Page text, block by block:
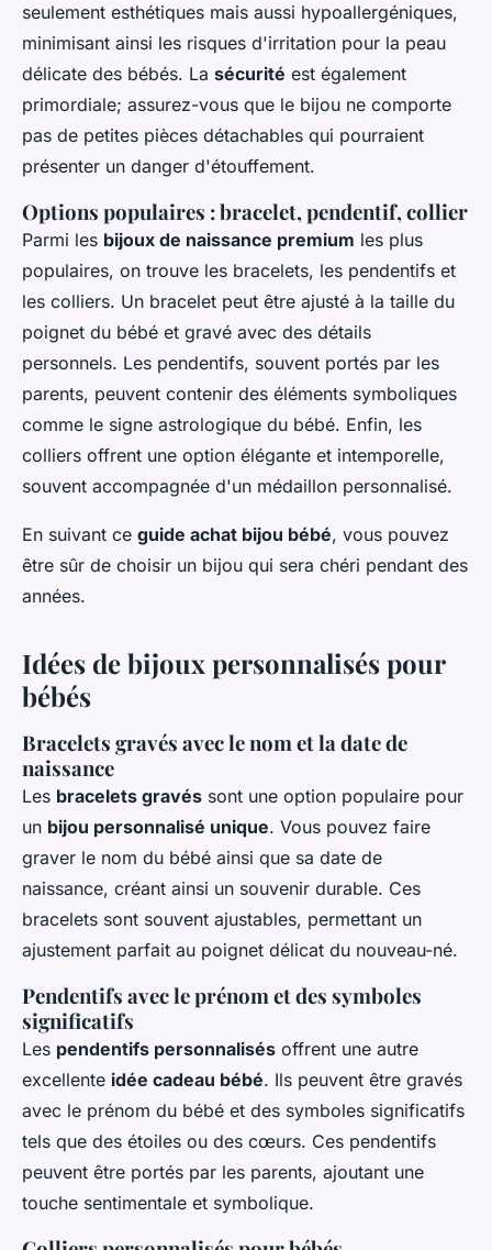
seulement esthétiques mais aussi hypoallergéniques,
minimisant ainsi les risques d'irritation pour la peau
délicate des bébés. La sécurité est également
primordiale; assurez-vous que le bijou ne comporte
pas de petites pièces détachables qui pourraient
présenter un danger d'étouffement.
Options populaires : bracelet, pendentif, collier
Parmi les bijoux de naissance premium les plus
populaires, on trouve les bracelets, les pendentifs et
les colliers. Un bracelet peut être ajusté à la taille du
poignet du bébé et gravé avec des détails
personnels. Les pendentifs, souvent portés par les
parents, peuvent contenir des éléments symboliques
comme le signe astrologique du bébé. Enfin, les
colliers offrent une option élégante et intemporelle,
souvent accompagnée d'un médaillon personnalisé.
En suivant ce guide achat bijou bébé, vous pouvez
être sûr de choisir un bijou qui sera chéri pendant des
années.
Idées de bijoux personnalisés pour
bébés
Bracelets gravés avec le nom et la date de
naissance
Les bracelets gravés sont une option populaire pour
un bijou personnalisé unique. Vous pouvez faire
graver le nom du bébé ainsi que sa date de
naissance, créant ainsi un souvenir durable. Ces
bracelets sont souvent ajustables, permettant un
ajustement parfait au poignet délicat du nouveau-né.
Pendentifs avec le prénom et des symboles
significatifs
Les pendentifs personnalisés offrent une autre
excellente idée cadeau bébé. Ils peuvent être gravés
avec le prénom du bébé et des symboles significatifs
tels que des étoiles ou des cœurs. Ces pendentifs
peuvent être portés par les parents, ajoutant une
touche sentimentale et symbolique.